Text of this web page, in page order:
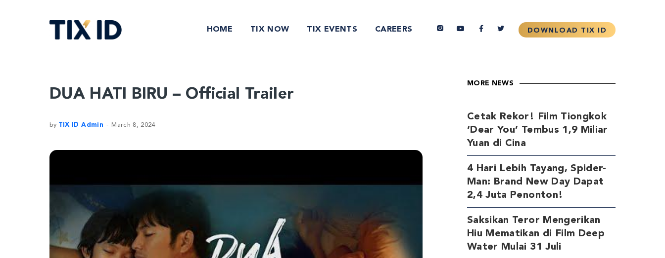
HOME TIX NOW TIX EVENTS CAREERS
DUA HATI BIRU – Official Trailer
by TIX ID Admin March 8, 2024
MORE NEWS
Cetak Rekor! Film Tiongkok
‘Dear You’ Tembus 1,9 Miliar
Yuan di Cina
4 Hari Lebih Tayang, Spider-
Man: Brand New Day Dapat
2,4 Juta Penonton!
Saksikan Teror Mengerikan
Hiu Mematikan di Film Deep
Water Mulai 31 Juli